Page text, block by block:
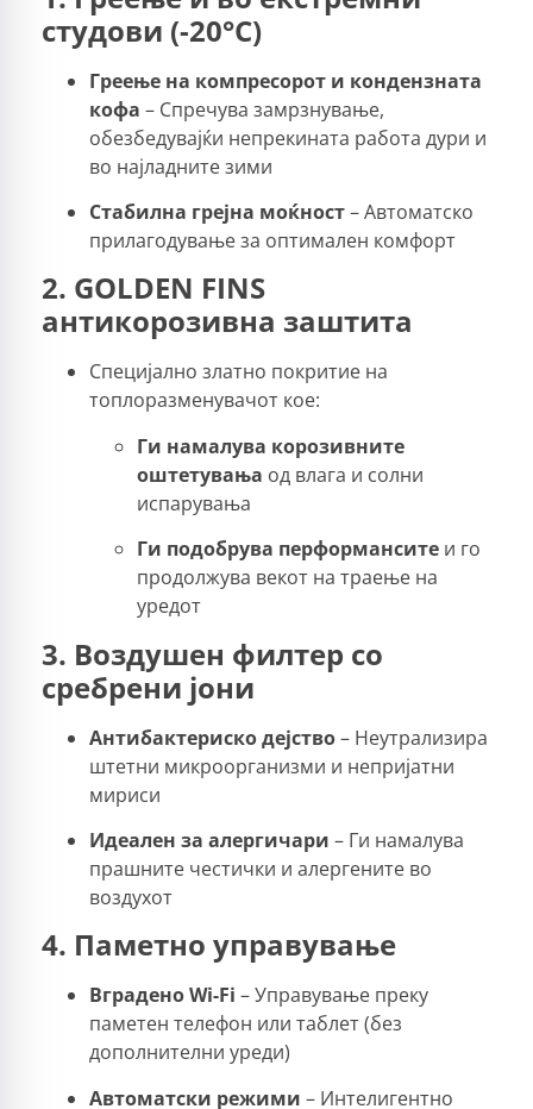
студови (-20°C)
Греење на компресорот и кондензната
кофа – Спречува замрзнување,
обезбедувајќи непрекината работа дури и
во најладните зими
Стабилна грејна моќност– Автоматско
прилагодување за оптимален комфорт
2. GOLDEN FINS
антикорозивна заштита
Специјално златно покритие на
топлоразменувачот кое:
Ги намалува корозивните
оштетувања од влага и солни
испарувања
Ги подобрува перформансите и го
продолжува векот на траење на
уредот
3. Воздушен филтер со
сребрени јони
Антибактериско дејство– Неутрализира
штетни микроорганизми и непријатни
мириси
Идеален за алергичари – Ги намалува
прашните честички и алергените во
воздухот
4. Паметно управување
Вградено Wi-Fi – Управување преку
паметен телефон или таблет (без
дополнителни уреди)
Автоматски режими – Интелигентно